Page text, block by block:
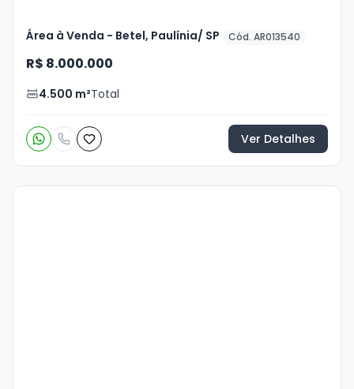
Área à Venda - Betel, Paulínia/ SP Cód. AR013540
R$ 8.000.000
4.500 m²Total
Ver Detalhes